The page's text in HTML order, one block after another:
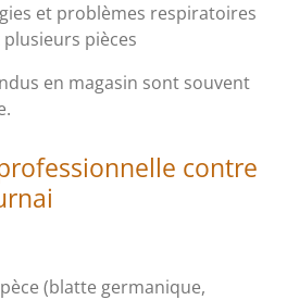
et problèmes respiratoires
pièces
en magasin sont souvent
contre
(blatte germanique,